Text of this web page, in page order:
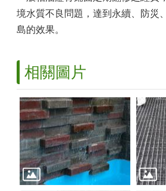
境水質不良問題，達到永續、防災
島的效果。
相關圖片